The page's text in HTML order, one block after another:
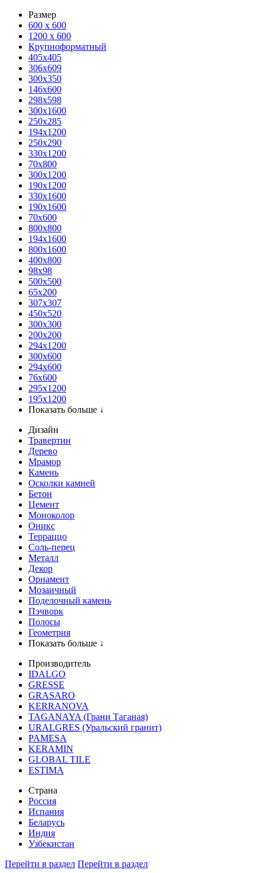
Размер
600 х 600
1200 х 600
Крупноформатный
405x405
306x609
300x350
146x600
298x598
300x1600
250x285
194x1200
250x290
330x1200
70x800
300x1200
190x1200
330x1600
190x1600
70x600
800x800
194x1600
800x1600
400х800
98x98
500x500
65x200
307x307
450x520
300x300
200x200
294x1200
300x600
294x600
76х600
295х1200
195х1200
Показать больше ↓
Дизайн
Травертин
Дерево
Мрамор
Камень
Осколки камней
Бетон
Цемент
Моноколор
Оникс
Терраццо
Соль-перец
Металл
Декор
Орнамент
Мозаичный
Поделочный камень
Пэчворк
Полосы
Геометрия
Показать больше ↓
Производитель
IDALGO
GRESSE
GRASARO
KERRANOVA
TAGANAYA (Грани Таганая)
URALGRES (Уральский гранит)
PAMESA
KERAMIN
GLOBAL TILE
ESTIMA
Страна
Россия
Испания
Беларусь
Индия
Узбекистан
Перейти в раздел Перейти в раздел